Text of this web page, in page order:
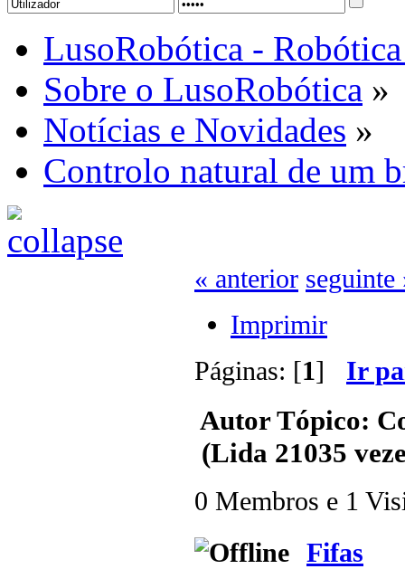
LusoRobótica -
Sobre o LusoRobótica »
Notícias e Novidades »
Controlo natural de um
« anterior seguinte
Imprimir
Páginas: [1] Ir
AutorTópico:
(Lida 21035
0 Membros e 1
Fifas